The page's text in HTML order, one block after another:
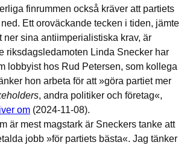
finrummen också kräver att partiets
Ett oroväckande tecken i tiden, jämte
ner sina antiimperialistiska krav, är
riksdagsledamoten Linda Snecker har
lobbyist hos Rud Petersen, som kollega
hon arbeta för att »göra partiet mer
, andra politiker och företag«,
om (2024-11-08).
är mest magstark är Sneckers tanke att
jobb »för partiets bästa«. Jag tänker